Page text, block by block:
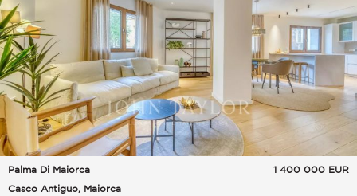
Palma Di Maiorca
Casco Antiguo, Maiorca
1 400 000 EUR